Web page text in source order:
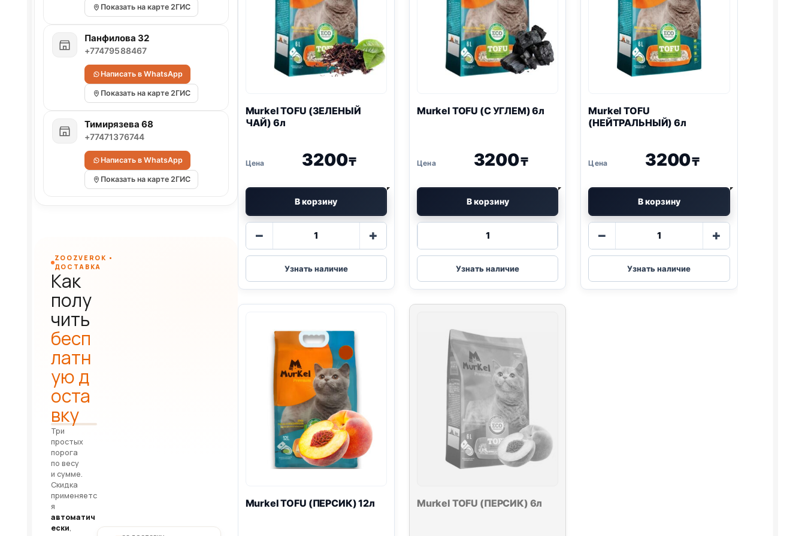
MurkelTOFU (ЗЕЛЕНЫЙ
ЧАЙ) 6л
3200₸
В корзину
−
товара
Murkel
TOFU
ЧАЙ)
6л
+
Узнать наличие
Murkel TOFU (С УГЛЕМ) 6л
3200₸
В корзину
товара
Murkel
TOFU
УГЛЕМ)
6л
Узнать наличие
MurkelTOFU
(НЕЙТРАЛЬНЫЙ) 6л
3200₸
В корзину
−
товара
Murkel
TOFU
(НЕЙТРАЛЬНЫЙ)
6л
+
Узнать наличие
MurkelTOFU (ПЕРСИК) 12л Murkel TOFU (ПЕРСИК) 6л
Показать на карте 2ГИС
Панфилова 32
+77479588467
Написать в WhatsApp
Показать на карте 2ГИС
Тимирязева 68
+77471376744
Написать в WhatsApp
Показать на карте 2ГИС
ZOOZVEROK •
ДОСТАВКА
Как
полу
чить
бесп
латн
ую д
оста
вку
Три
простых
порога
по весу
и сумме.
Скидка
применяетс
я
автоматич
ески,